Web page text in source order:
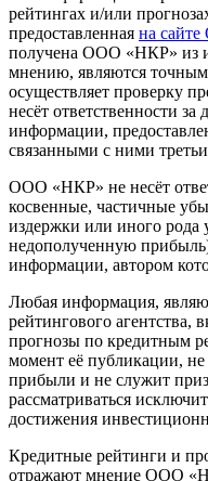
рейтингах и/или
предоставленная на
получена ООО «НКР» из
мнению, являются
осуществляет проверку
несёт ответственности за
информации,
связанными с ними
ООО «НКР» не несёт
косвенные, частичные
издержки или иного рода
недополученную
информации, автором
Любая информация,
рейтингового агентства,
прогнозы по кредитным
момент её публикации, не
прибыли и не служит
рассматриваться
достижения
Кредитные рейтинги и
отражают мнение ООО